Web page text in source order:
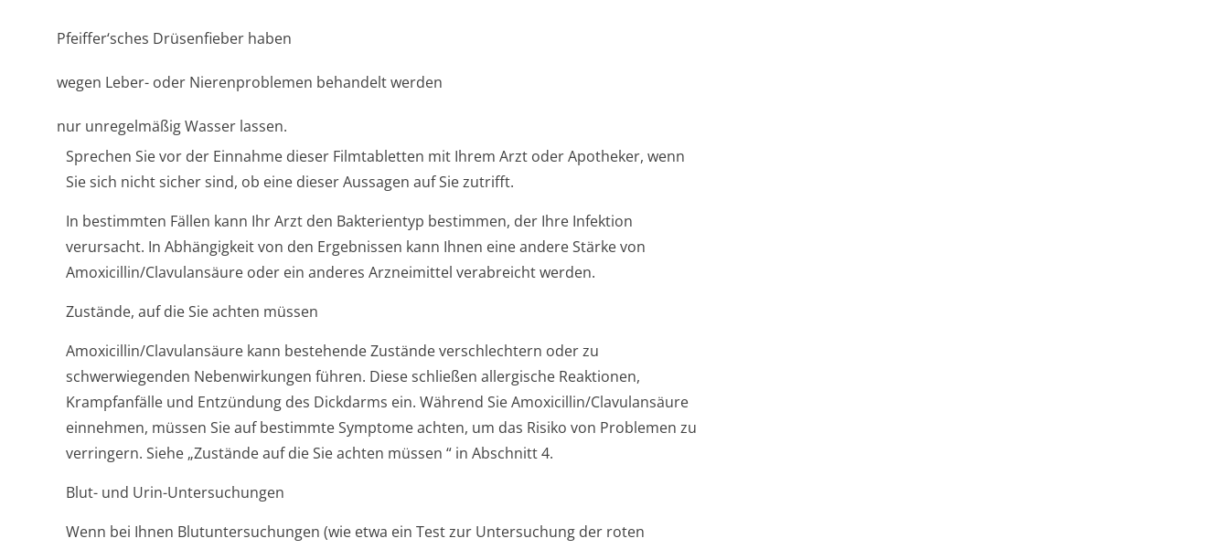
Pfeiffer‘sches Drüsenfieber haben
wegen Leber- oder Nierenproblemen behandelt werden
nur unregelmäßig Wasser lassen.
Sprechen Sie vor der Einnahme dieser Filmtabletten mit Ihrem Arzt oder Apotheker, wenn
Sie sich nicht sicher sind, ob eine dieser Aussagen auf Sie zutrifft.
In bestimmten Fällen kann Ihr Arzt den Bakterientyp bestimmen, der Ihre Infektion
verursacht. In Abhängigkeit von den Ergebnissen kann Ihnen eine andere Stärke von
Amoxicillin/Cla­vulansäure oder ein anderes Arzneimittel verabreicht werden.
Zustände, auf die Sie achten müssen
Amoxicillin/Cla­vulansäure kann bestehende Zustände verschlechtern oder zu
schwerwiegenden Nebenwirkungen führen. Diese schließen allergische Reaktionen,
Krampfanfälle und Entzündung des Dickdarms ein. Während Sie Amoxicillin/Cla­vulansäure
einnehmen, müssen Sie auf bestimmte Symptome achten, um das Risiko von Problemen zu
verringern. Siehe „Zustände auf die Sie achten müssen “ in Abschnitt 4.
Blut- und Urin-Untersuchungen
Wenn bei Ihnen Blutuntersuchungen (wie etwa ein Test zur Untersuchung der roten